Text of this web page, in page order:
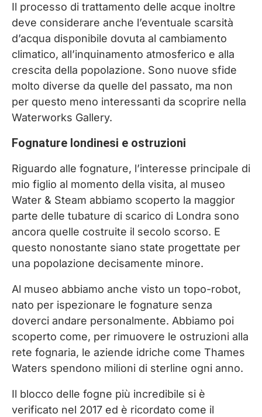
Il processo di trattamento delle acque inoltre
deve considerare anche l’eventuale scarsità
d’acqua disponibile dovuta al cambiamento
climatico, all’inquinamento atmosferico e alla
crescita della popolazione. Sono nuove sfide
molto diverse da quelle del passato, ma non
per questo meno interessanti da scoprire nella
Waterworks Gallery.
Fognature londinesi e ostruzioni
Riguardo alle fognature, l’interesse principale di
mio figlio al momento della visita, al museo
Water & Steam abbiamo scoperto la maggior
parte delle tubature di scarico di Londra sono
ancora quelle costruite il secolo scorso. E
questo nonostante siano state progettate per
una popolazione decisamente minore.
Al museo abbiamo anche visto un topo-robot,
nato per ispezionare le fognature senza
doverci andare personalmente. Abbiamo poi
scoperto come, per rimuovere le ostruzioni alla
rete fognaria, le aziende idriche come Thames
Waters spendono milioni di sterline ogni anno.
Il blocco delle fogne più incredibile si è
verificato nel 2017 ed è ricordato come il